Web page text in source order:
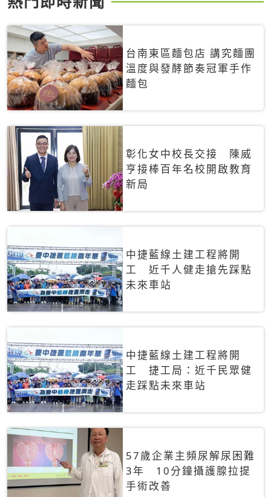
台南東區麵包店 講究麵團
溫度與發酵節奏冠軍手作
麵包
彰化女中校長交接 陳威
亨接棒百年名校開啟教育
新局
中捷藍線土建工程將開
工 近千人健走搶先踩點
未來車站
中捷藍線土建工程將開
工 捷工局：近千民眾健
走踩點未來車站
57歲企業主頻尿解尿困難
3年 10分鐘攝護腺拉提
手術改善